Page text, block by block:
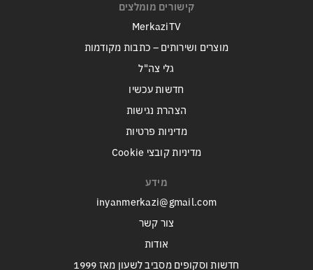
קישורים מומלצים
MerkaziTV
מוצרים ושירותים – כתבות מקודמות
גלי צה"ל
חדשות עכשיו
הצהרת נגישות
מדיניות פרטיות
מדיניות קובצי Cookie
מידע
inyanmerkazi@gmail.com
צור קשר
אודות
חדשות וסקופים מסביב לשעון מאז 1999